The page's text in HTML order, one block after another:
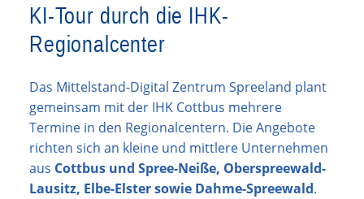
KI-Tour durch die IHK-
Regionalcenter
Das Mittelstand-Digital Zentrum Spreeland plant
gemeinsam mit der IHK Cottbus mehrere
Termine in den Regionalcentern. Die Angebote
richten sich an kleine und mittlere Unternehmen
aus Cottbus und Spree-Neiße, Oberspreewald-
Lausitz, Elbe-Elster sowie Dahme-Spreewald.